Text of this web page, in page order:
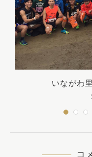
いながわ
コ